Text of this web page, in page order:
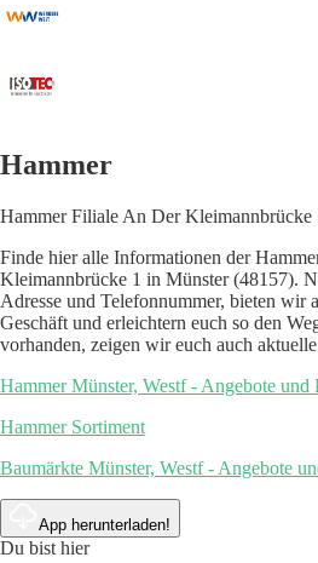
Hammer
Hammer Filiale An Der Kleimannbrücke
Finde hier alle Informationen der
Kleimannbrücke 1 in Münster (48157).
Adresse und Telefonnummer, bieten wir
Geschäft und erleichtern euch so den
vorhanden, zeigen wir euch auch
Hammer Münster, Westf - Angebote und
Hammer Sortiment
Baumärkte Münster, Westf - Angebote
App herunterladen!
Du bist hier